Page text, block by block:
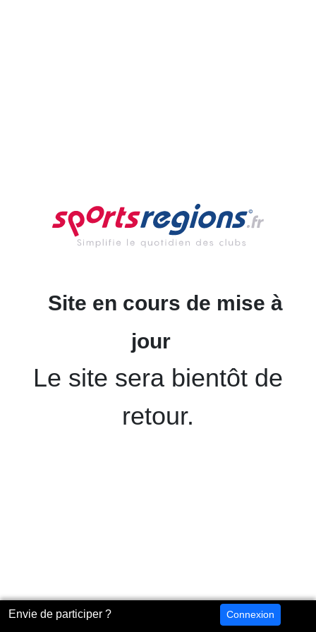
Envie de participer ? Connexion
Site en cours de mise à
jour
Le site sera bientôt de
retour.